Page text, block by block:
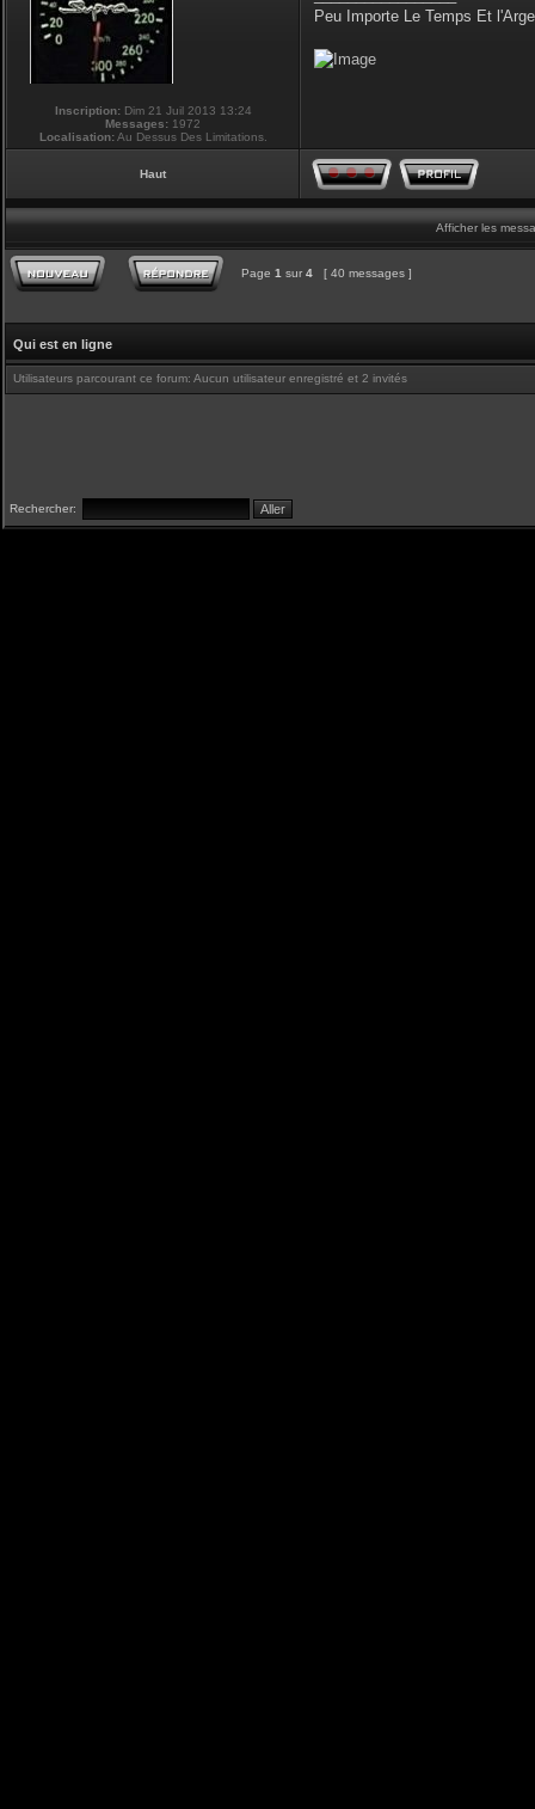
Inscription:Dim 21 Juil 2013 13:24
Messages: 1972
Localisation:Au Dessus Des Limitations.
Peu Importe Le Temps Et
Haut
Afficher les
Page 1 sur 4 [ 40 messages ]
Qui est en ligne
Utilisateurs parcourant ce forum: Aucun utilisateur enregistré et 2 invités
Rechercher: